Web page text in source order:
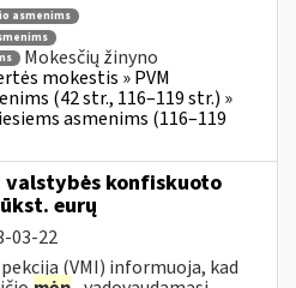
asmenims
Mokesčių žinyno
mokestis » PVM
(42 str., 116–119 str.) »
asmenims (116–119
valstybės konfiskuoto
eurų
03-22
(VMI) informuoja, kad